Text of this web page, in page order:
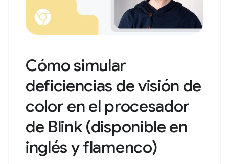
Cómo simular
deficiencias de visión de
color en el procesador
de Blink (disponible en
inglés y flamenco)